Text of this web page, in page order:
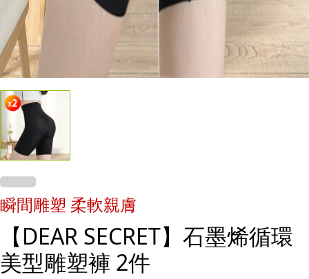
瞬間雕塑 柔軟親膚
【DEAR SECRET】石墨烯循環
美型雕塑褲 2件